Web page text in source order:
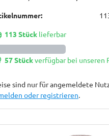
113 Stücklieferbar
57 Stückverfügbar bei unseren
sind nur für angemeldete
oder registrieren.